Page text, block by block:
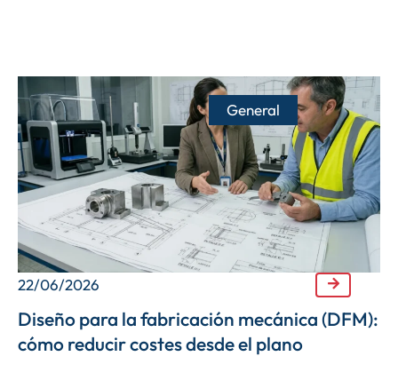
General
22/06/2026
Diseño para la fabricación mecánica (DFM):
cómo reducir costes desde el plano